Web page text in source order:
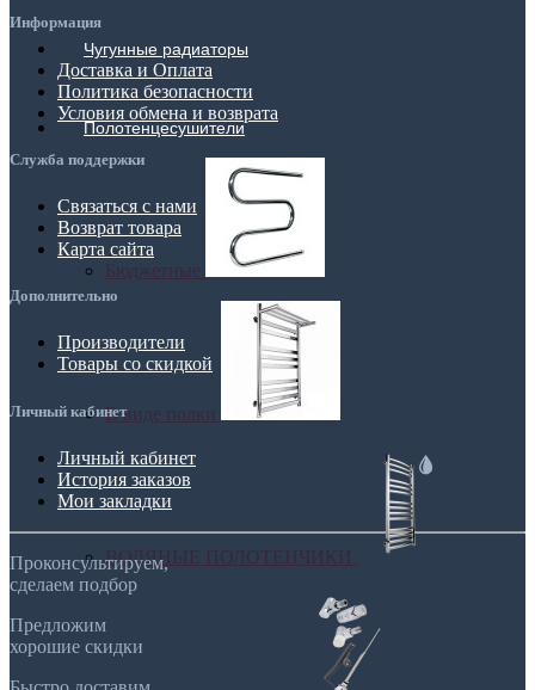
Чугунные радиаторы
Полотенцесушители
В виде полки
ВОДЯНЫЕ ПОЛОТЕНЧИКИ
Информация
Доставка и Оплата
Политика безопасности
Условия обмена и возврата
Служба поддержки
Связаться с нами
Возврат товара
Карта сайта
Дополнительно
Производители
Товары со скидкой
Личный кабинет
Личный кабинет
История заказов
Мои закладки
Проконсультируем,
сделаем подбор
Предложим
хорошие скидки